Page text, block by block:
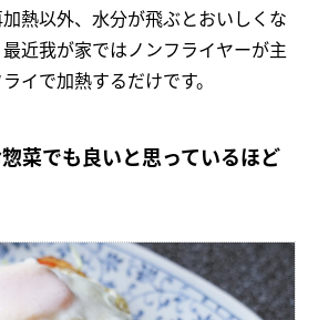
熱以外、水分が飛ぶとおいしくな
近我が家ではノンフライヤーが主
イで加熱するだけです。
菜でも良いと思っているほど